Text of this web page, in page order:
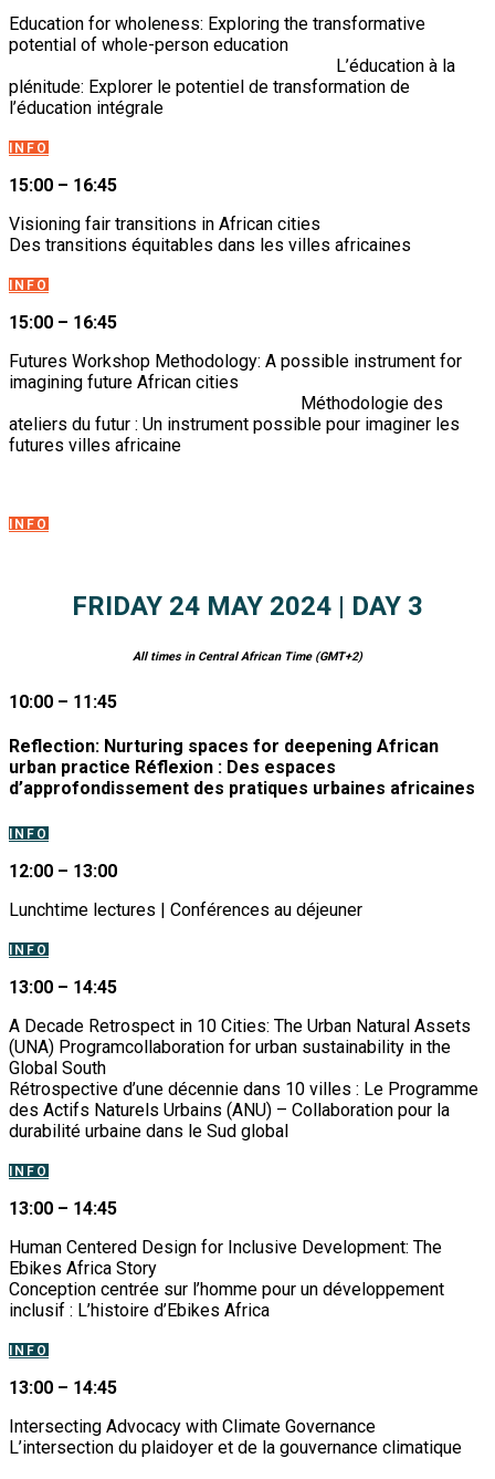
Education for wholeness: Exploring the transformative
potential of whole-person education
L’éducation à la
plénitude: Explorer le potentiel de transformation de
l’éducation intégrale
INFO
15:00 – 16:45
Visioning fair transitions in African cities
Des transitions équitables dans les villes africaines
INFO
15:00 – 16:45
Futures Workshop Methodology: A possible instrument for
imagining future African cities
Méthodologie des
ateliers du futur : Un instrument possible pour imaginer les
futures villes africaine
INFO
FRIDAY 24 MAY 2024 | DAY 3
All times in Central African Time (GMT+2)
10:00 – 11:45
Reflection: Nurturing spaces for deepening African
urban practice Réflexion : Des espaces
d’approfondissement des pratiques urbaines africaines
INFO
12:00 – 13:00
Lunchtime lectures | Conférences au déjeuner
INFO
13:00 – 14:45
A Decade Retrospect in 10 Cities: The Urban Natural Assets
(UNA) Programcollaboration for urban sustainability in the
Global South
Rétrospective d’une décennie dans 10 villes : Le Programme
des Actifs Naturels Urbains (ANU) – Collaboration pour la
durabilité urbaine dans le Sud global
INFO
13:00 – 14:45
Human Centered Design for Inclusive Development: The
Ebikes Africa Story
Conception centrée sur l’homme pour un développement
inclusif : L’histoire d’Ebikes Africa
INFO
13:00 – 14:45
Intersecting Advocacy with Climate Governance
L’intersection du plaidoyer et de la gouvernance climatique